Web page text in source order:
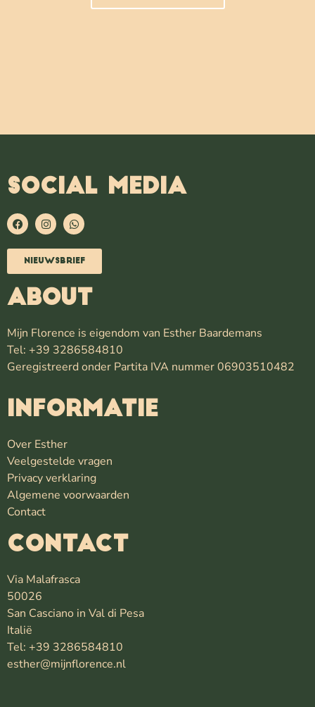
SOCIAL MEDIA
Nieuwsbrief
ABOUT
Mijn Florence is eigendom van Esther Baardemans
Tel: +39 3286584810
Geregistreerd onder Partita IVA nummer 06903510482
INFORMATIE
Over Esther
Veelgestelde vragen
Privacy verklaring
Algemene voorwaarden
Contact
Contact
Via Malafrasca
50026
San Casciano in Val di Pesa
Italië
Tel: +39 3286584810
esther@mijnflorence.nl